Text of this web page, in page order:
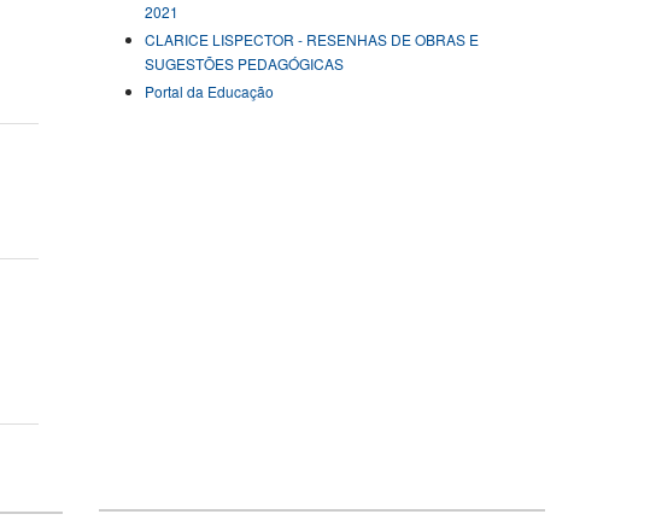
2021
CLARICE LISPECTOR - RESENHAS DE OBRAS E
SUGESTÕES PEDAGÓGICAS
Portal da Educação